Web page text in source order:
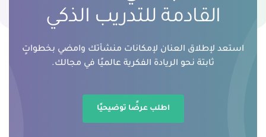
القادمة للتدريب الذكي
استعد لإطلاق العنان لإمكانات منشأتك وامضي بخطواتٍ
ثابتة نحو الريادة الفكرية عالميًا في مجالك.
اطلب عرضًا توضيحيًا